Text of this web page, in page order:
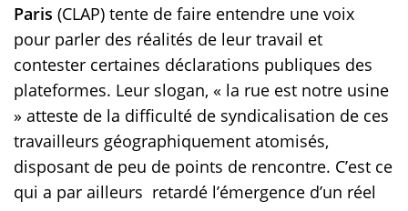
Paris (CLAP) tente de faire entendre une voix
pour parler des réalités de leur travail et
contester certaines déclarations publiques des
plateformes. Leur slogan, « la rue est notre usine
» atteste de la difficulté de syndicalisation de ces
travailleurs géographiquement atomisés,
disposant de peu de points de rencontre. C’est ce
qui a par ailleurs retardé l’émergence d’un réel